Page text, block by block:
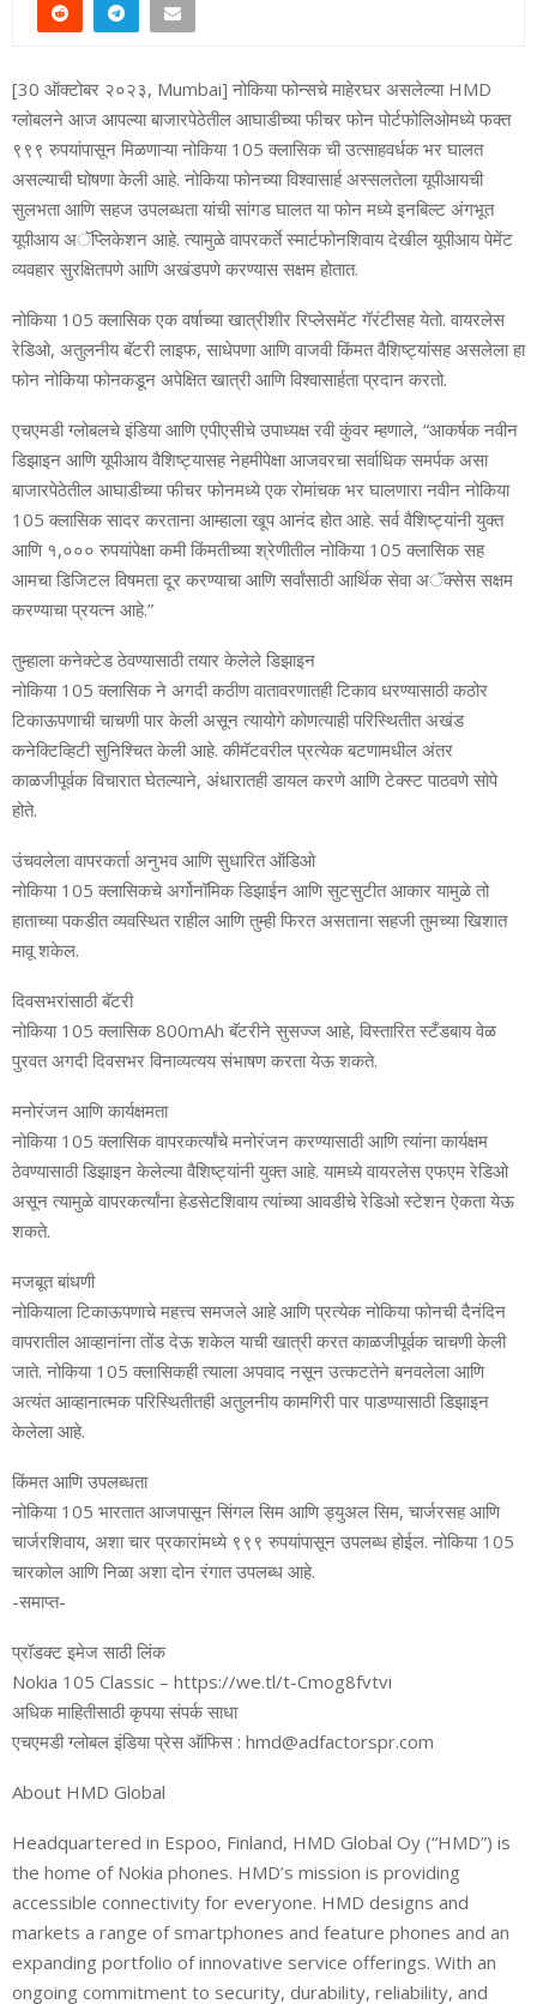
[30 ऑक्टोबर २०२३, Mumbai] नोकिया फोन्सचे माहेरघर असलेल्या HMD
ग्लोबलने आज आपल्या बाजारपेठेतील आघाडीच्या फीचर फोन पोर्टफोलिओमध्ये फक्त
९९९ रुपयांपासून मिळणाऱ्या नोकिया 105 क्लासिक ची उत्साहवर्धक भर घालत
असल्याची घोषणा केली आहे. नोकिया फोनच्या विश्वासार्ह अस्सलतेला यूपीआयची
सुलभता आणि सहज उपलब्धता यांची सांगड घालत या फोन मध्ये इनबिल्ट अंगभूत
यूपीआय अॅप्लिकेशन आहे. त्यामुळे वापरकर्ते स्मार्टफोनशिवाय देखील यूपीआय पेमेंट
व्यवहार सुरक्षितपणे आणि अखंडपणे करण्यास सक्षम होतात.
नोकिया 105 क्लासिक एक वर्षाच्या खात्रीशीर रिप्लेसमेंट गॅरंटीसह येतो. वायरलेस
रेडिओ, अतुलनीय बॅटरी लाइफ, साधेपणा आणि वाजवी किंमत वैशिष्ट्यांसह असलेला हा
फोन नोकिया फोनकडून अपेक्षित खात्री आणि विश्वासार्हता प्रदान करतो.
एचएमडी ग्लोबलचे इंडिया आणि एपीएसीचे उपाध्यक्ष रवी कुंवर म्हणाले, “आकर्षक नवीन
डिझाइन आणि यूपीआय वैशिष्ट्यासह नेहमीपेक्षा आजवरचा सर्वाधिक समर्पक असा
बाजारपेठेतील आघाडीच्या फीचर फोनमध्ये एक रोमांचक भर घालणारा नवीन नोकिया
105 क्लासिक सादर करताना आम्हाला खूप आनंद होत आहे. सर्व वैशिष्ट्यांनी युक्त
आणि १,००० रुपयांपेक्षा कमी किंमतीच्या श्रेणीतील नोकिया 105 क्लासिक सह
आमचा डिजिटल विषमता दूर करण्याचा आणि सर्वांसाठी आर्थिक सेवा अॅक्सेस सक्षम
करण्याचा प्रयत्न आहे.”
तुम्हाला कनेक्टेड ठेवण्यासाठी तयार केलेले डिझाइन
नोकिया 105 क्लासिक ने अगदी कठीण वातावरणातही टिकाव धरण्यासाठी कठोर
टिकाऊपणाची चाचणी पार केली असून त्यायोगे कोणत्याही परिस्थितीत अखंड
कनेक्टिव्हिटी सुनिश्चित केली आहे. कीमॅटवरील प्रत्येक बटणामधील अंतर
काळजीपूर्वक विचारात घेतल्याने, अंधारातही डायल करणे आणि टेक्स्ट पाठवणे सोपे
होते.
उंचवलेला वापरकर्ता अनुभव आणि सुधारित ऑडिओ
नोकिया 105 क्लासिकचे अर्गोनॉमिक डिझाईन आणि सुटसुटीत आकार यामुळे तो
हाताच्या पकडीत व्यवस्थित राहील आणि तुम्ही फिरत असताना सहजी तुमच्या खिशात
मावू शकेल.
दिवसभरांसाठी बॅटरी
नोकिया 105 क्लासिक 800mAh बॅटरीने सुसज्ज आहे, विस्तारित स्टँडबाय वेळ
पुरवत अगदी दिवसभर विनाव्यत्यय संभाषण करता येऊ शकते.
मनोरंजन आणि कार्यक्षमता
नोकिया 105 क्लासिक वापरकर्त्यांचे मनोरंजन करण्यासाठी आणि त्यांना कार्यक्षम
ठेवण्यासाठी डिझाइन केलेल्या वैशिष्ट्यांनी युक्त आहे. यामध्ये वायरलेस एफएम रेडिओ
असून त्यामुळे वापरकर्त्यांना हेडसेटशिवाय त्यांच्या आवडीचे रेडिओ स्टेशन ऐकता येऊ
शकते.
मजबूत बांधणी
नोकियाला टिकाऊपणाचे महत्त्व समजले आहे आणि प्रत्येक नोकिया फोनची दैनंदिन
वापरातील आव्हानांना तोंड देऊ शकेल याची खात्री करत काळजीपूर्वक चाचणी केली
जाते. नोकिया 105 क्लासिकही त्याला अपवाद नसून उत्कटतेने बनवलेला आणि
अत्यंत आव्हानात्मक परिस्थितीतही अतुलनीय कामगिरी पार पाडण्यासाठी डिझाइन
केलेला आहे.
किंमत आणि उपलब्धता
नोकिया 105 भारतात आजपासून सिंगल सिम आणि ड्युअल सिम, चार्जरसह आणि
चार्जरशिवाय, अशा चार प्रकारांमध्ये ९९९ रुपयांपासून उपलब्ध होईल. नोकिया 105
चारकोल आणि निळा अशा दोन रंगात उपलब्ध आहे.
-समाप्त-
प्रॉडक्ट इमेज साठी लिंक
Nokia 105 Classic – https://we.tl/t-Cmog8fvtvi
अधिक माहितीसाठी कृपया संपर्क साधा
एचएमडी ग्लोबल इंडिया प्रेस ऑफिस : hmd@adfactorspr.com
About HMD Global
Headquartered in Espoo, Finland, HMD Global Oy (“HMD”) is
the home of Nokia phones. HMD’s mission is providing
accessible connectivity for everyone. HMD designs and
markets a range of smartphones and feature phones and an
expanding portfolio of innovative service offerings. With an
ongoing commitment to security, durability, reliability, and